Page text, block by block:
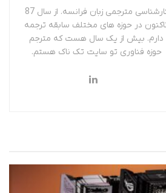
کارشناسی مترجمی زبان فرانسه. از سال 87
در حوزه های مختلف سابقه ترجمه
دارم. بیش از یک سال هست که مترجم
حوزه فناوری تو سایت تک ناک هستم.